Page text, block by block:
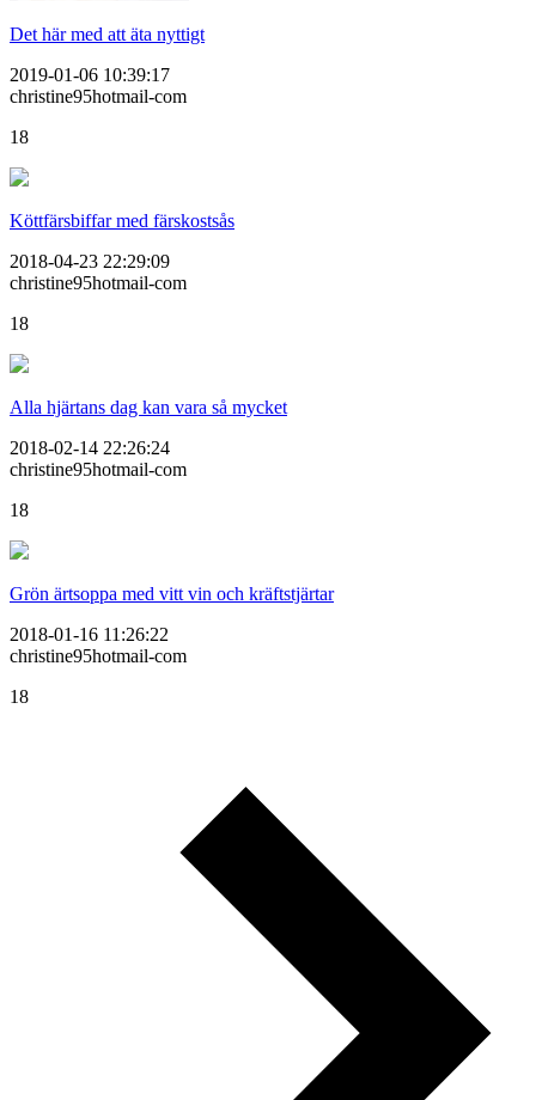
Det här med att äta nyttigt
2019-01-06 10:39:17
christine95hotmail-com
18
Köttfärsbiffar med färskostsås
2018-04-23 22:29:09
christine95hotmail-com
18
Alla hjärtans dag kan vara så mycket
2018-02-14 22:26:24
christine95hotmail-com
18
Grön ärtsoppa med vitt vin och kräftstjärtar
2018-01-16 11:26:22
christine95hotmail-com
18